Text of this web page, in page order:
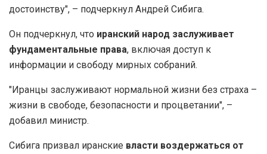
достоинству", – подчеркнул Андрей Сибига.
Он подчеркнул, что иранский народ заслуживает
фундаментальные права, включая доступ к
информации и свободу мирных собраний.
"Иранцы заслуживают нормальной жизни без страха –
жизни в свободе, безопасности и процветании", –
добавил министр.
Сибига призвал иранские власти воздержаться от